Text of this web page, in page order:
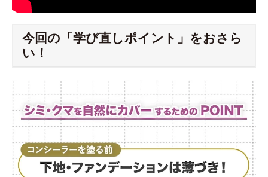
今回の「学び直しポイント」をおさら
い！